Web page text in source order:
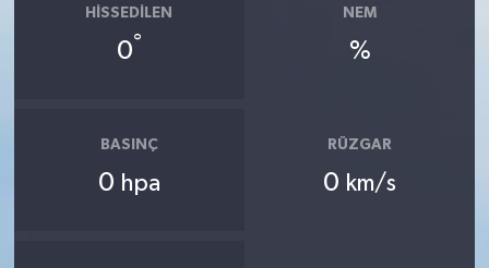
HISSEDILEN
0°
NEM
%
BASINÇ
0 hpa
RÜZGAR
0 km/s